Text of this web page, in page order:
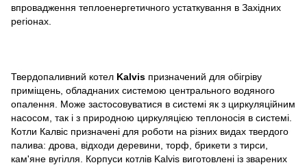
впровадження теплоенергетичного устаткування в Західних
регіонах.
Твердопаливний котел Kalvis призначений для обігріву
приміщень, обладнаних системою центрального водяного
опалення. Може застосовуватися в системі як з циркуляційним
насосом, так і з природною циркуляцією теплоносія в системі.
Котли Калвіс призначені для роботи на різних видах твердого
палива: дрова, відходи деревини, торф, брикети з тирси,
кам'яне вугілля. Корпуси котлів Kalvis виготовлені із зварених